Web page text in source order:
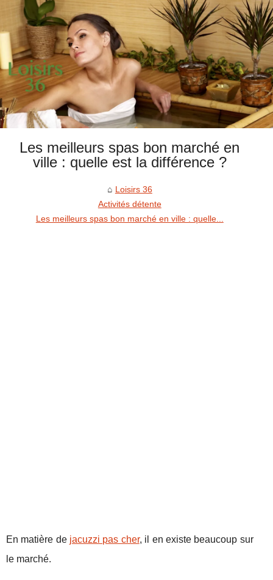
Les meilleurs spas bon marché en
ville : quelle est la différence ?
Loisirs 36
Activités détente
Les meilleurs spas bon marché en ville : quelle...
En matière de jacuzzi pas cher, il en existe beaucoup sur
le marché.